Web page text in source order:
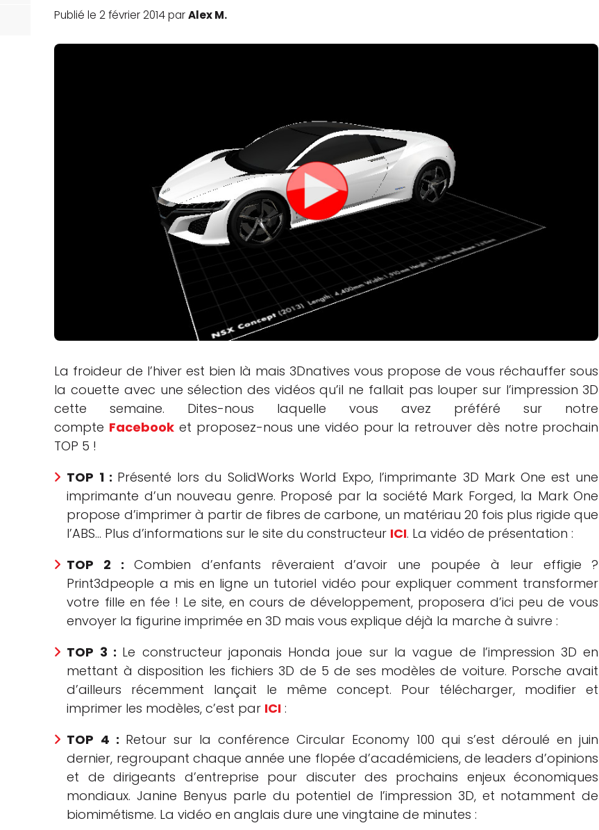
Publié le 2 février 2014 parAlex M.
La froideur de l’hiver est bien là mais 3Dnatives vous propose de vous réchauffer sous
la couette avec une sélection des vidéos qu’il ne fallait pas louper sur l’impression 3D
cette semaine. Dites-nous laquelle vous avez préféré sur notre
compte Facebook et proposez-nous une vidéo pour la retrouver dès notre prochain
TOP 5 !
TOP 1 : Présenté lors du SolidWorks World Expo, l’imprimante 3D Mark One est une
imprimante d’un nouveau genre. Proposé par la société Mark Forged, la Mark One
propose d’imprimer à partir de fibres de carbone, un matériau 20 fois plus rigide que
l’ABS… Plus d’informations sur le site du constructeur ICI. La vidéo de présentation :
TOP 2 : Combien d’enfants rêveraient d’avoir une poupée à leur effigie ?
Print3dpeople a mis en ligne un tutoriel vidéo pour expliquer comment transformer
votre fille en fée ! Le site, en cours de développement, proposera d’ici peu de vous
envoyer la figurine imprimée en 3D mais vous explique déjà la marche à suivre :
TOP 3 : Le constructeur japonais Honda joue sur la vague de l’impression 3D en
mettant à disposition les fichiers 3D de 5 de ses modèles de voiture. Porsche avait
d’ailleurs récemment lançait le même concept. Pour télécharger, modifier et
imprimer les modèles, c’est par ICI :
TOP 4 : Retour sur la conférence Circular Economy 100 qui s’est déroulé en juin
dernier, regroupant chaque année une flopée d’académiciens, de leaders d’opinions
et de dirigeants d’entreprise pour discuter des prochains enjeux économiques
mondiaux. Janine Benyus parle du potentiel de l’impression 3D, et notamment de
biomimétisme. La vidéo en anglais dure une vingtaine de minutes :